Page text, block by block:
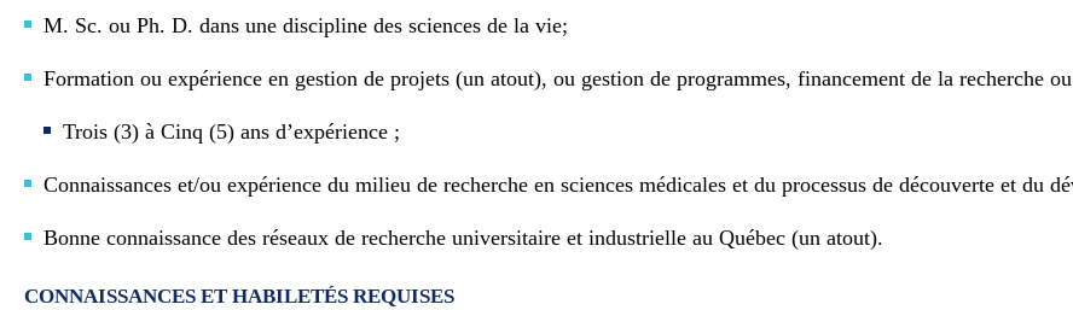
M. Sc. ou Ph. D. dans une discipline des sciences de la vie;
Formation ou expérience en gestion de projets (un atout), ou gestion de programmes, financement de la recherche
Trois (3) à Cinq (5) ans d’expérience ;
Connaissances et/ou expérience du milieu de recherche en sciences médicales et du processus de découverte et du
Bonne connaissance des réseaux de recherche universitaire et industrielle au Québec (un atout).
CONNAISSANCES ET HABILETÉS REQUISES